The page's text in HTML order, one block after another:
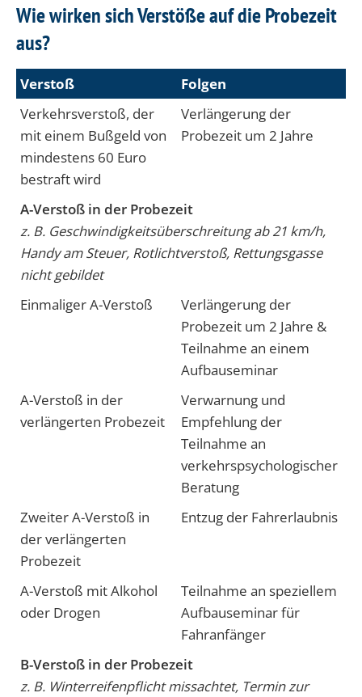
Wie wirken sich Verstöße auf die Probezeit
aus?
Verstoß
Folgen
Verkehrsverstoß, der
mit einem Bußgeld von
mindestens 60 Euro
bestraft wird
Verlängerung der
Probezeit um 2 Jahre
A-Verstoß in der Probezeit
z. B. Geschwindigkeitsüberschreitung ab 21 km/h,
Handy am Steuer, Rotlichtverstoß, Rettungsgasse
nicht gebildet
Einmaliger A-Verstoß
Verlängerung der
Probezeit um 2 Jahre &
Teilnahme an einem
Aufbauseminar
A-Verstoß in der
verlängerten Probezeit
Verwarnung und
Empfehlung der
Teilnahme an
verkehrspsychologischer
Beratung
Zweiter A-Verstoß in
der verlängerten
Probezeit
Entzug der Fahrerlaubnis
A-Verstoß mit Alkohol
oder Drogen
Teilnahme an speziellem
Aufbauseminar für
Fahranfänger
B-Verstoß in der Probezeit
z. B. Winterreifenpflicht missachtet, Termin zur